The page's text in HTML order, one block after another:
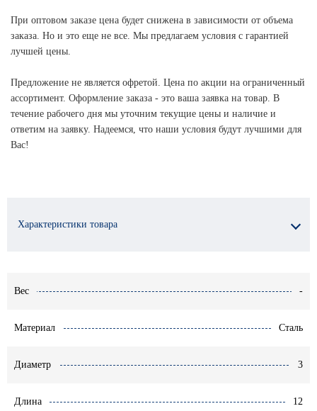
При оптовом заказе цена будет снижена в зависимости от объема
заказа. Но и это еще не все. Мы предлагаем условия с гарантией
лучшей цены.
Предложение не является офретой. Цена по акции на ограниченный
ассортимент. Оформление заказа - это ваша заявка на товар. В
течение рабочего дня мы уточним текущие цены и наличие и
ответим на заявку. Надеемся, что наши условия будут лучшими для
Вас!
Характеристики товара
Вес -
Материал Сталь
Диаметр 3
Длина 12